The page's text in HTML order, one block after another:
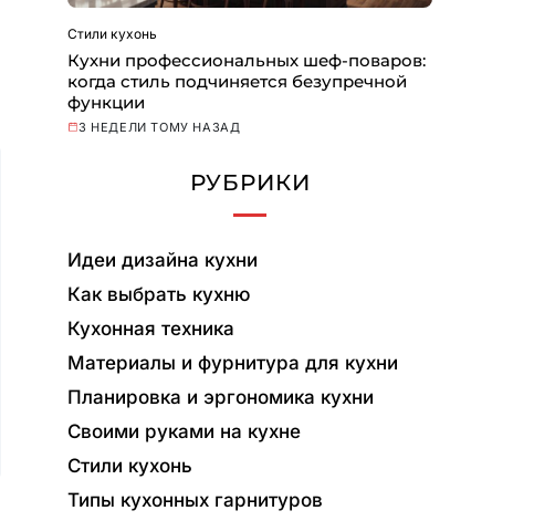
Стили кухонь
Кухни профессиональных шеф-поваров:
когда стиль подчиняется безупречной
функции
3 НЕДЕЛИ ТОМУ НАЗАД
РУБРИКИ
Идеи дизайна кухни
Как выбрать кухню
Кухонная техника
Материалы и фурнитура для кухни
Планировка и эргономика кухни
Своими руками на кухне
Стили кухонь
Типы кухонных гарнитуров